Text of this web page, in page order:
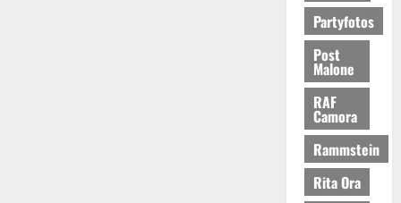
Partyfotos
Post
Malone
RAF
Camora
Rammstein
Rita Ora